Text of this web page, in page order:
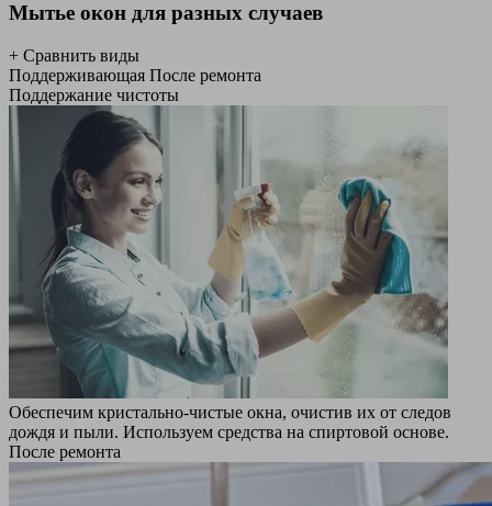
Мытье окон для разных случаев
+ Сравнить виды
Поддерживающая После ремонта
Поддержание чистоты
Обеспечим кристально-чистые окна, очистив их от следов
дождя и пыли. Используем средства на спиртовой основе.
После ремонта